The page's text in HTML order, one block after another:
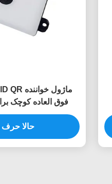
فوق العاده کوچک
حالا حرف